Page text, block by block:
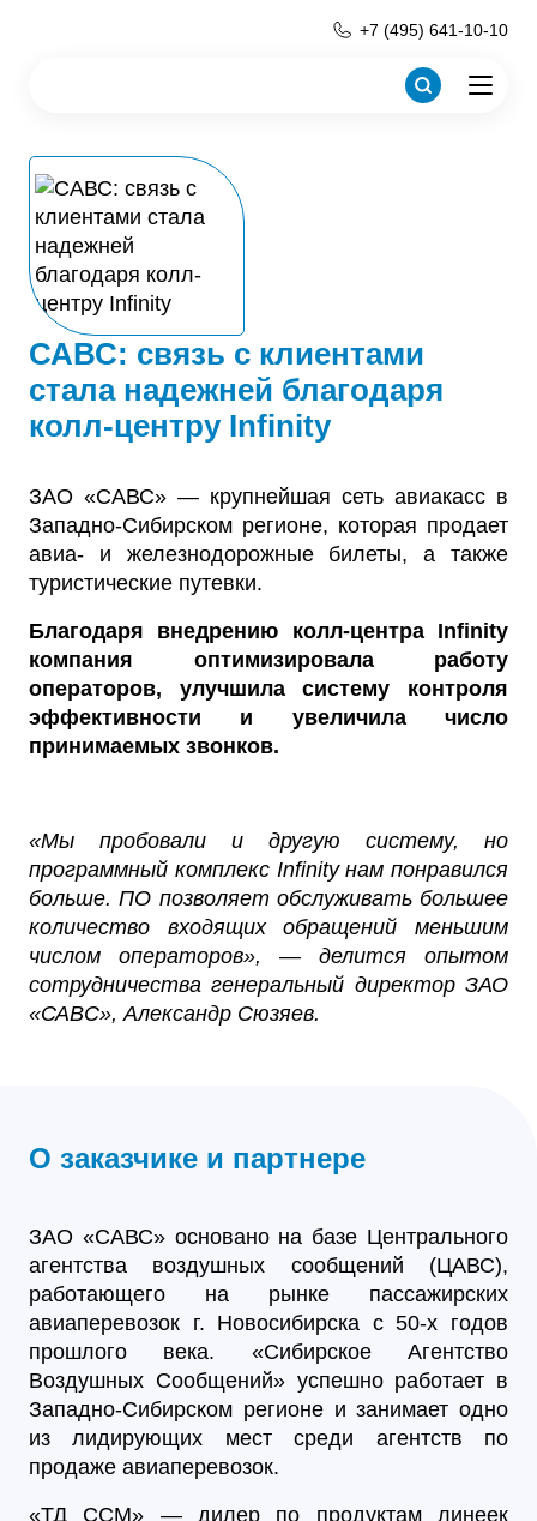
+7 (495) 641-10-10
САВС: связь с клиентами
стала надежней благодаря
колл-центру Infinity
ЗАО «САВС» — крупнейшая сеть авиакасс в
Западно-Сибирском регионе, которая продает
авиа- и железнодорожные билеты, а также
туристические путевки.
Благодаря внедрению колл-центра Infinity
компания оптимизировала работу
операторов, улучшила систему контроля
эффективности и увеличила число
принимаемых звонков.
«Мы пробовали и другую систему, но
программный комплекс Infinity нам понравился
больше. ПО позволяет обслуживать большее
количество входящих обращений меньшим
числом операторов», — делится опытом
сотрудничества генеральный директор ЗАО
«САВС», Александр Сюзяев.
О заказчике и партнере
ЗАО «САВС» основано на базе Центрального
агентства воздушных сообщений (ЦАВС),
работающего на рынке пассажирских
авиаперевозок г. Новосибирска с 50-х годов
прошлого века. «Сибирское Агентство
Воздушных Сообщений» успешно работает в
Западно-Сибирском регионе и занимает одно
из лидирующих мест среди агентств по
продаже авиаперевозок.
«ТД ССМ» — дилер по продуктам линеек